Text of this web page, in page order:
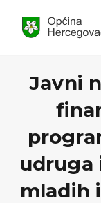
Javni
udruga
mladih